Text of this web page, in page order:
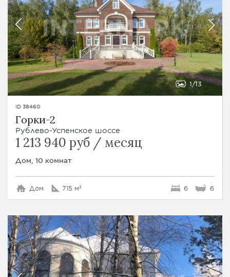
1 13
ID 38460
Горки-2
Рублево-Успенское шоссе
1 213 940 руб / месяц
Дом, 10 комнат
Дом 715 м² 6 6